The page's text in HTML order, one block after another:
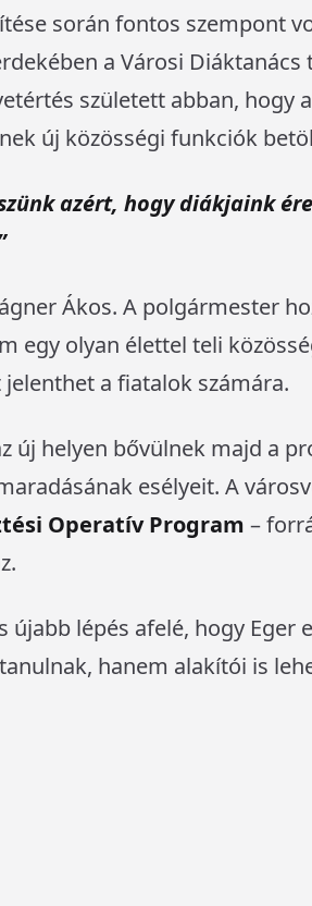
során fontos szempont
a Városi
született abban, hogy
új közösségi funkciók
azért, hogy diákjaink
Ákos. A polgármester
egy olyan élettel teli
a fiatalok számára.
új helyen bővülnek majd a
esélyeit. A
Operatív Program –
újabb lépés afelé, hogy
hanem alakítói is